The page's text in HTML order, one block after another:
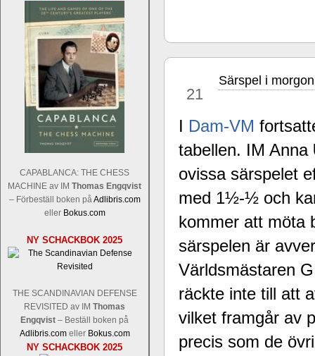
CAPABLANCA: THE CHESS
MACHINE av IM Thomas Engqvist
– Förbeställ boken påAdlibris.com
eller Bokus.com
NY SCHACKBOK 2025
THE SCANDINAVIAN DEFENSE
REVISITED av IM Thomas
Engqvist – Beställ boken på
Adlibris.comeller Bokus.com
NY SCHACKBOK 2025
Sverigemästarklassen och övriga
Sverigemästartiteln och dessa är i
Martin Lokander, GM Tiger Hillarp
SM-gruppen är i år stark och
Elit: IM Michael Wiedenkeller, IM
Lindberg, FM Joar Östlund, FM
Östlund som är en starkt
21
Särspel i
I Dam-VM
tabellen. IM Anna
ovissa särspelet
med 1½-½ och
kommer att möta
särspelen är
Världsmästaren
räckte inte till att
vilket framgår av
precis som de